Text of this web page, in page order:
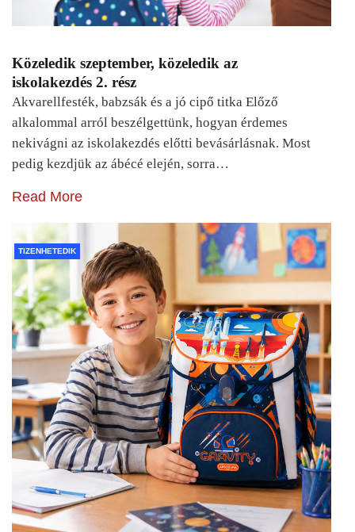
Közeledik szeptember, közeledik az
iskolakezdés 2. rész
Akvarellfesték, babzsák és a jó cipő titka Előző
alkalommal arról beszélgettünk, hogyan érdemes
nekivágni az iskolakezdés előtti bevásárlásnak. Most
pedig kezdjük az ábécé elején, sorra…
Read More
TIZENHETEDIK